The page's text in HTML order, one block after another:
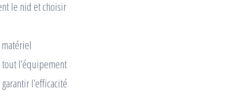
le nid et choisir
tout l’équipement
l’efficacité